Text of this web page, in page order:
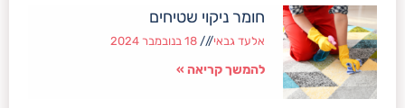
חומר ניקוי שטיחים
אלעד גבאי 18 בנובמבר 2024
להמשך קריאה »